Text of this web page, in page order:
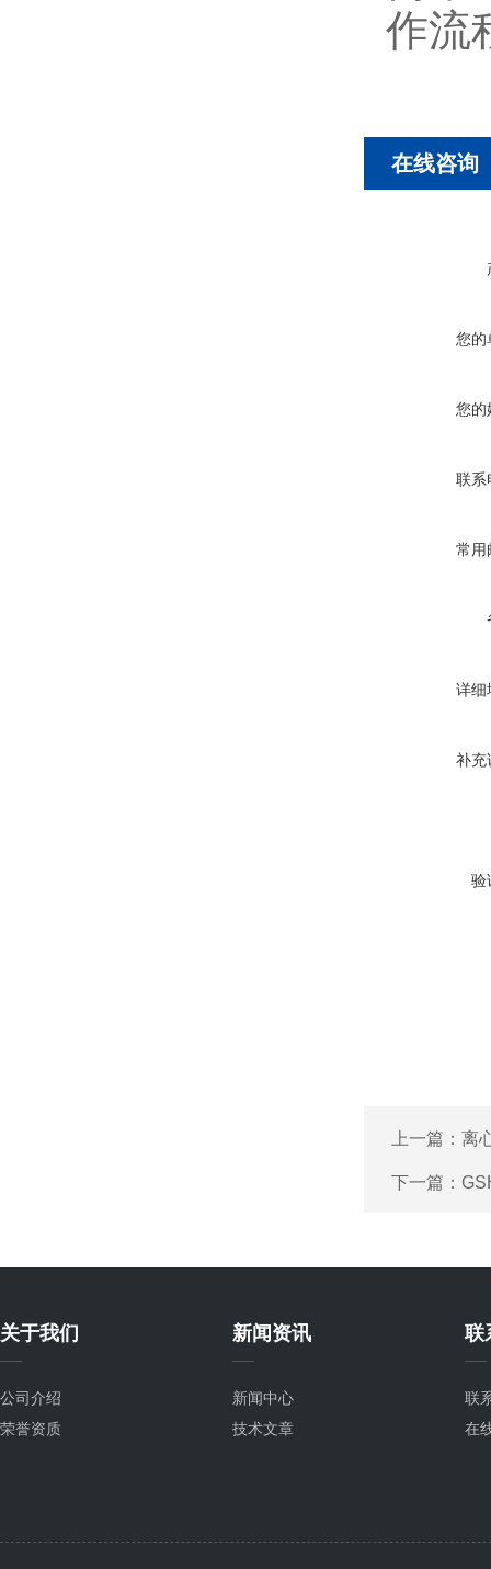
作流
在线咨询
您的
您的
联系
常用
详细
补充
验
上一篇： 离
下一篇：
关于我们
公司介绍
荣誉资质
新闻资讯
新闻中心
技术文章
联
联
在